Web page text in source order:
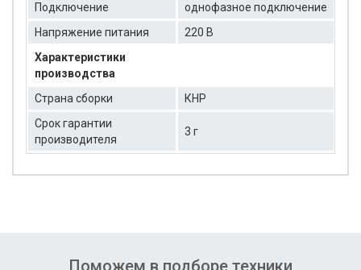
Подключение
однофазное подключение
Напряжение питания
220 В
Характеристики
производства
Страна сборки
КНР
Срок гарантии
производителя
3 г
Поможем в подборе техники